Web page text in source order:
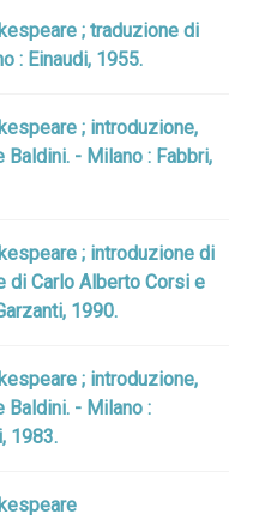
; traduzione di
: Einaudi, 1955.
; introduzione,
- Milano : Fabbri,
; introduzione di
di Carlo Alberto Corsi e
1990.
; introduzione,
Baldini. - Milano :
1983.